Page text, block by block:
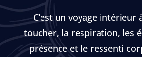
C’est un voyage intérieur
toucher, la respiration, les
présence et le ressenti